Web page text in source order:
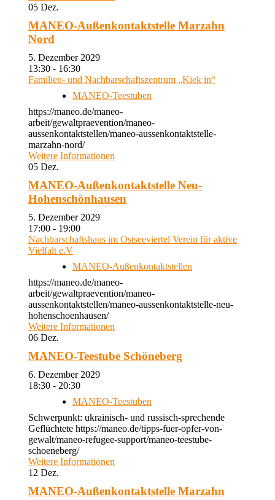
05 Dez.
MANEO-Außenkontaktstelle Marzahn
Nord
5. Dezember 2029
13:30 - 16:30
Familien- und Nachbarschaftszentrum „Kiek in“
MANEO-Teestuben
https://maneo.de/maneo-
arbeit/gewaltpraevention/maneo-
aussenkontaktstellen/maneo-aussenkontaktstelle-
marzahn-nord/
Weitere Informationen
05 Dez.
MANEO-Außenkontaktstelle Neu-
Hohenschönhausen
5. Dezember 2029
17:00 - 19:00
Nachbarschaftshaus im Ostseeviertel Verein für aktive
Vielfalt e.V
MANEO-Außenkontaktstellen
https://maneo.de/maneo-
arbeit/gewaltpraevention/maneo-
aussenkontaktstellen/maneo-aussenkontaktstelle-neu-
hohenschoenhausen/
Weitere Informationen
06 Dez.
MANEO-Teestube Schöneberg
6. Dezember 2029
18:30 - 20:30
MANEO-Teestuben
Schwerpunkt: ukrainisch- und russisch-sprechende
Geflüchtete https://maneo.de/tipps-fuer-opfer-von-
gewalt/maneo-refugee-support/maneo-teestube-
schoeneberg/
Weitere Informationen
12 Dez.
MANEO-Außenkontaktstelle Marzahn